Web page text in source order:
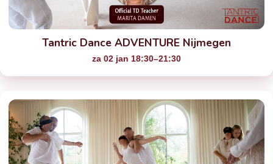
Tantric Dance ADVENTURE Nijmegen
za 02 jan 18:30–21:30